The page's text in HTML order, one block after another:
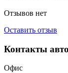
Отзывов нет
Оставить отзыв
Контакты
Офис